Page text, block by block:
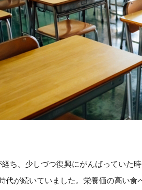
ち、少しづつ復興にがんばっていた
代が続いていました。栄養価の高い